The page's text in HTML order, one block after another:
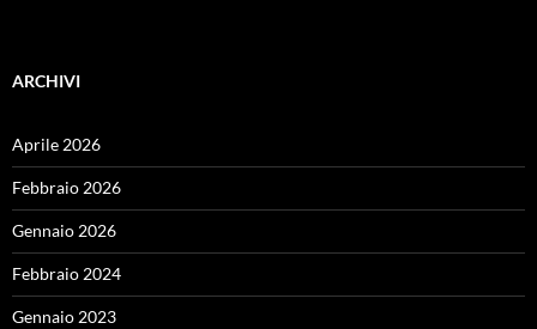
ARCHIVI
Aprile 2026
Febbraio 2026
Gennaio 2026
Febbraio 2024
Gennaio 2023